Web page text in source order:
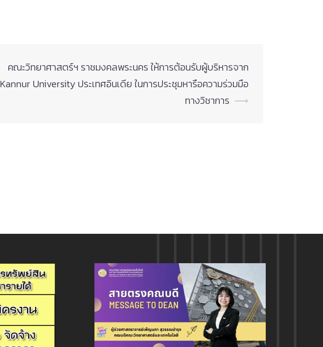
คณะวิทยาศาสตร์ฯ ราชมงคลพระนคร ให้การต้อนรับผู้บริหารจาก
Kannur University ประเทศอินเดีย ในการประชุมหารือความร่วมมือ
ทางวิชาการ ⟶